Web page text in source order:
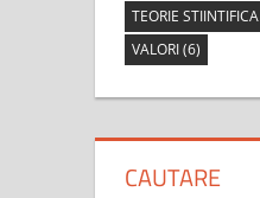
TEORIE STIINTIFICA
VALORI(6)
CAUTARE